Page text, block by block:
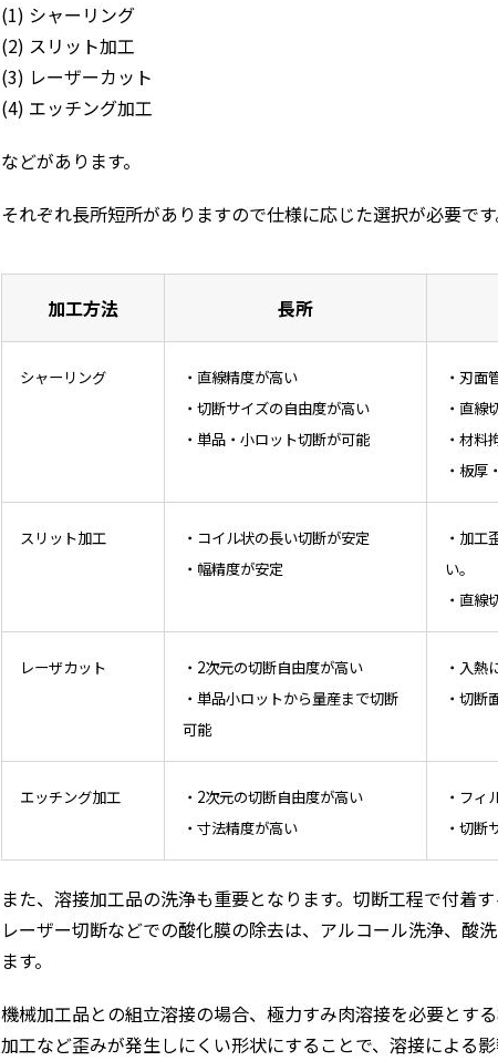
(1) シャーリング
(2) スリット加工
(3) レーザーカット
(4) エッチング加工
などがあります。
それぞれ長所短所がありますので仕様に応じた選択が必要です
加工方法 長所
シャーリング
・直線精度が高い
・切断サイズの自由度が高い
・単品・小ロット切断が可能
・刃面
・直線
・材料
・板厚
スリット加工
・コイル状の長い切断が安定
・幅精度が安定
・加工
い。
・直線
レーザカット
・2次元の切断自由度が高い
・単品小ロットから量産まで切断
可能
・入熱
・切断
エッチング加工
・2次元の切断自由度が高い
・寸法精度が高い
・フィ
・切断
また、溶接加工品の洗浄も重要となります。切断工程で付着
レーザー切断などでの酸化膜の除去は、アルコール洗浄、酸
ます。
機械加工品との組立溶接の場合、極力すみ肉溶接を必要とす
加工など歪みが発生しにくい形状にすることで、溶接による